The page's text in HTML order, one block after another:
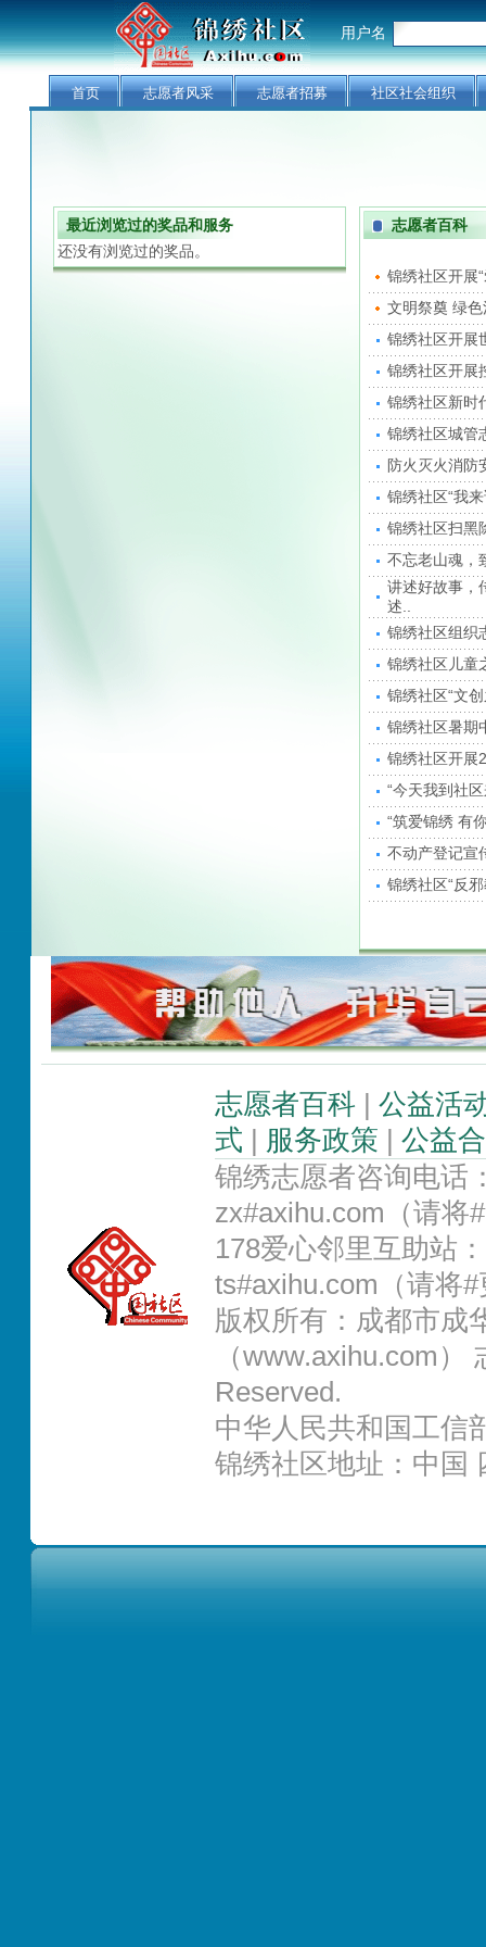
用户名
首页 志愿者风采 志愿者招募 社区社会组织
最近浏览过的奖品和服务
还没有浏览过的奖品。
志愿者百科
锦绣社区开展
文明祭奠 绿色
锦绣社区开展
锦绣社区开展
锦绣社区新时
锦绣社区城管
防火灭火消防
锦绣社区“我
锦绣社区扫黑
不忘老山魂
讲述好故事，
述..
锦绣社区组织
锦绣社区儿童
锦绣社区“文
锦绣社区暑期
锦绣社区开展
“今天我到社
“筑爱锦绣 有
不动产登记宣
锦绣社区“反
志愿者百科| 公益活
式
服务政策
公益
锦绣志愿者咨询电
zx#axihu.com（请将
178爱心邻里互助站
ts#axihu.com（请将
版权所有：成都市成
（www.axihu.com
Reserved.
中华人民共和国工信
锦绣社区地址：中国